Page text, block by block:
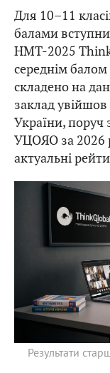
Для 10–11
балами
НМТ-2025
середнім
складено на
заклад увійшов
України, поруч
УЦОЯО за 2026
актуальні
Результати